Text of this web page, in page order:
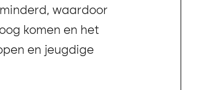
waardoor
komen en het
en jeugdige